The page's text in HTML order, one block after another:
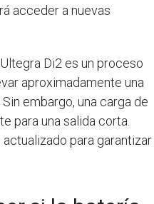
acceder a nuevas
Di2 es un proceso
aproximadamente una
embargo, una carga de
para una salida corta.
para garantizar